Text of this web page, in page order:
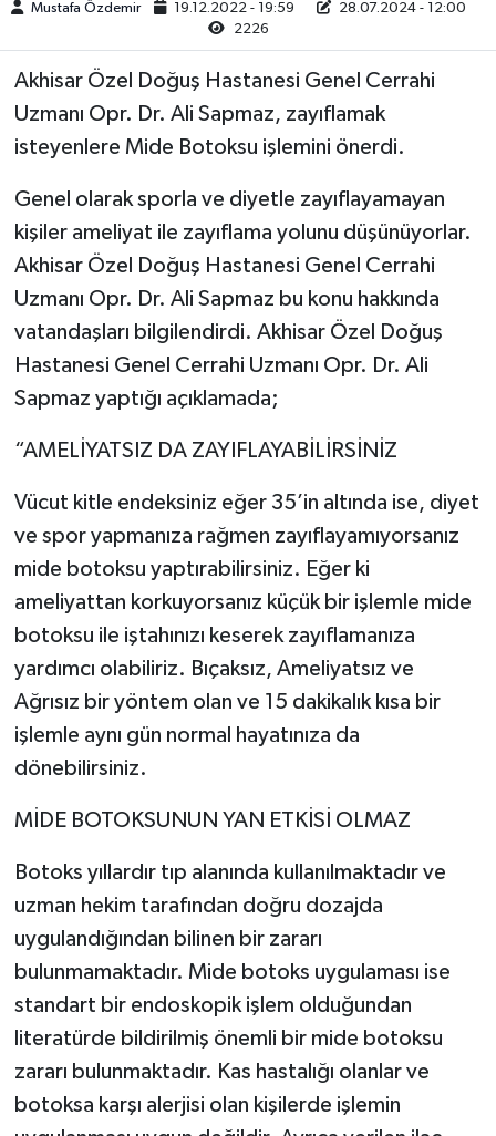
Mustafa Özdemir 19.12.2022 - 19:59
28.07.2024 - 12:00
2226
Akhisar Özel Doğuş Hastanesi Genel Cerrahi
Uzmanı Opr. Dr. Ali Sapmaz, zayıflamak
isteyenlere Mide Botoksu işlemini önerdi.
Genel olarak sporla ve diyetle zayıflayamayan
kişiler ameliyat ile zayıflama yolunu düşünüyorlar.
Akhisar Özel Doğuş Hastanesi Genel Cerrahi
Uzmanı Opr. Dr. Ali Sapmaz bu konu hakkında
vatandaşları bilgilendirdi. Akhisar Özel Doğuş
Hastanesi Genel Cerrahi Uzmanı Opr. Dr. Ali
Sapmaz yaptığı açıklamada;
“AMELİYATSIZ DA ZAYIFLAYABİLİRSİNİZ
Vücut kitle endeksiniz eğer 35’in altında ise, diyet
ve spor yapmanıza rağmen zayıflayamıyorsanız
mide botoksu yaptırabilirsiniz. Eğer ki
ameliyattan korkuyorsanız küçük bir işlemle mide
botoksu ile iştahınızı keserek zayıflamanıza
yardımcı olabiliriz. Bıçaksız, Ameliyatsız ve
Ağrısız bir yöntem olan ve 15 dakikalık kısa bir
işlemle aynı gün normal hayatınıza da
dönebilirsiniz.
MİDE BOTOKSUNUN YAN ETKİSİ OLMAZ
Botoks yıllardır tıp alanında kullanılmaktadır ve
uzman hekim tarafından doğru dozajda
uygulandığından bilinen bir zararı
bulunmamaktadır. Mide botoks uygulaması ise
standart bir endoskopik işlem olduğundan
literatürde bildirilmiş önemli bir mide botoksu
zararı bulunmaktadır. Kas hastalığı olanlar ve
botoksa karşı alerjisi olan kişilerde işlemin
Teknoloji
Yerel Haber
Akhisar Emlak
Etiketler